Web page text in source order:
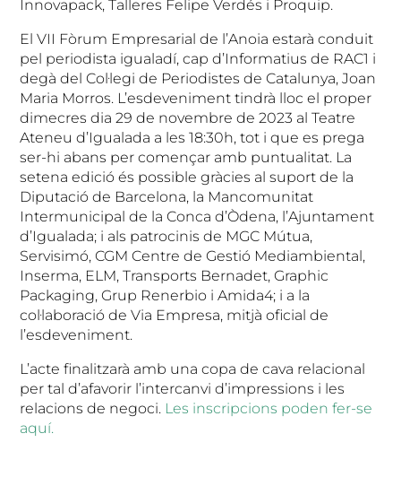
Innovapack, Talleres Felipe Verdés i Proquip.
El VII Fòrum Empresarial de l’Anoia estarà conduit
pel periodista igualadí, cap d’Informatius de RAC1 i
degà del Col·legi de Periodistes de Catalunya, Joan
Maria Morros. L’esdeveniment tindrà lloc el proper
dimecres dia 29 de novembre de 2023 al Teatre
Ateneu d’Igualada a les 18:30h, tot i que es prega
ser-hi abans per començar amb puntualitat. La
setena edició és possible gràcies al suport de la
Diputació de Barcelona, la Mancomunitat
Intermunicipal de la Conca d’Òdena, l’Ajuntament
d’Igualada; i als patrocinis de MGC Mútua,
Servisimó, CGM Centre de Gestió Mediambiental,
Inserma, ELM, Transports Bernadet, Graphic
Packaging, Grup Renerbio i Amida4; i a la
col·laboració de Via Empresa, mitjà oficial de
l’esdeveniment.
L’acte finalitzarà amb una copa de cava relacional
per tal d’afavorir l’intercanvi d’impressions i les
relacions de negoci. Les inscripcions poden fer-se
aquí.